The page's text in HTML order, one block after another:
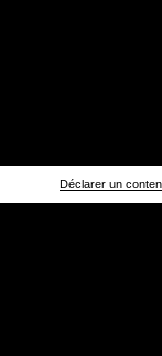
Déclarer un